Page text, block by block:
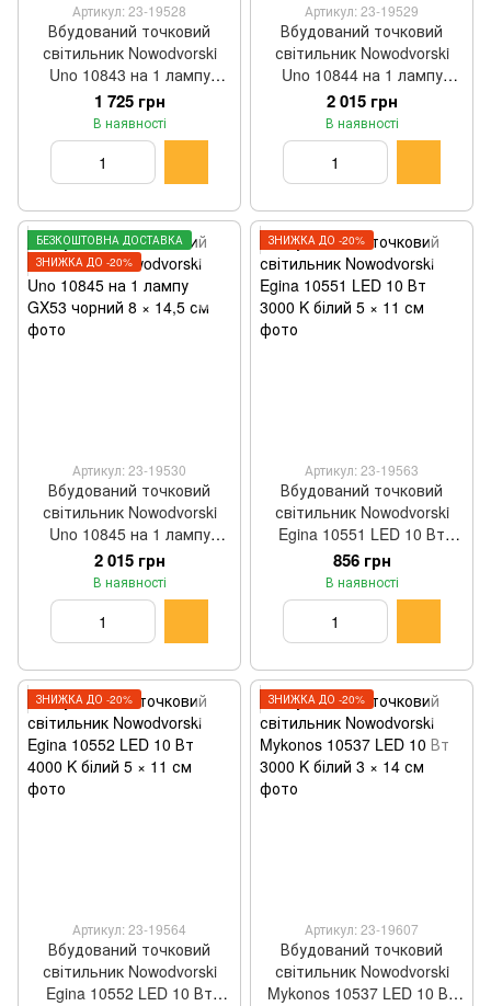
Артикул: 23-19528
Вбудований точковий
світильник Nowodvorski
Uno 10843 на 1 лампу
GX53 чорний 4,5 × 12 см
1 725 грн
В наявності
Артикул: 23-19529
Вбудований точковий
світильник Nowodvorski
Uno 10844 на 1 лампу
GX53 білий 8 × 14,5 см
2 015 грн
В наявності
БЕЗКОШТОВНА ДОСТАВКА
ЗНИЖКА ДО -20%
Артикул: 23-19530
Вбудований точковий
світильник Nowodvorski
Uno 10845 на 1 лампу
GX53 чорний 8 × 14,5 см
2 015 грн
В наявності
ЗНИЖКА ДО -20%
Артикул: 23-19563
Вбудований точковий
світильник Nowodvorski
Egina 10551 LED 10 Вт
3000 K білий 5 × 11 см
856 грн
В наявності
ЗНИЖКА ДО -20%
Артикул: 23-19564
Вбудований точковий
світильник Nowodvorski
Egina 10552 LED 10 Вт
ЗНИЖКА ДО -20%
Артикул: 23-19607
Вбудований точковий
світильник Nowodvorski
Mykonos 10537 LED 10 Вт